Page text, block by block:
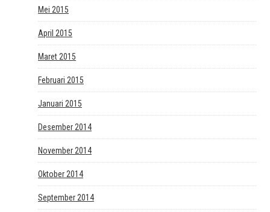
Mei 2015
April 2015
Maret 2015
Februari 2015
Januari 2015
Desember 2014
November 2014
Oktober 2014
September 2014